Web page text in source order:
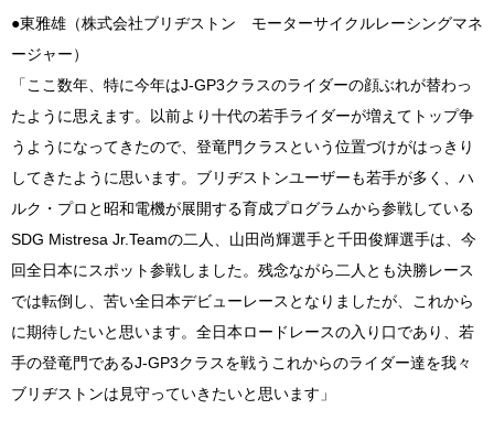
●東雅雄（株式会社ブリヂストン モーターサイクルレーシングマネ
ージャー）
「ここ数年、特に今年はJ-GP3クラスのライダーの顔ぶれが替わっ
たように思えます。以前より十代の若手ライダーが増えてトップ争
うようになってきたので、登竜門クラスという位置づけがはっきり
してきたように思います。ブリヂストンユーザーも若手が多く、ハ
ルク・プロと昭和電機が展開する育成プログラムから参戦している
SDG Mistresa Jr.Teamの二人、山田尚輝選手と千田俊輝選手は、今
回全日本にスポット参戦しました。残念ながら二人とも決勝レース
では転倒し、苦い全日本デビューレースとなりましたが、これから
に期待したいと思います。全日本ロードレースの入り口であり、若
手の登竜門であるJ-GP3クラスを戦うこれからのライダー達を我々
ブリヂストンは見守っていきたいと思います」